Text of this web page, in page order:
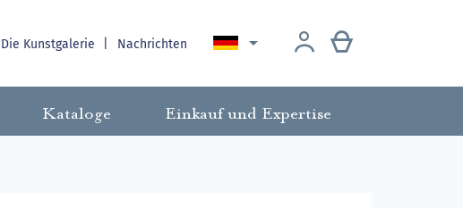
Die Kunstgalerie Nachrichten 
Kataloge Einkauf und Expertise